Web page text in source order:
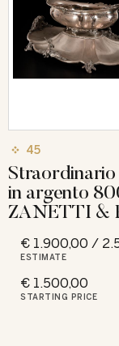
45
in argento
ZANETTI &
€ 1.900,00 /
ESTIMATE
€ 1.500,00
STARTING PRICE